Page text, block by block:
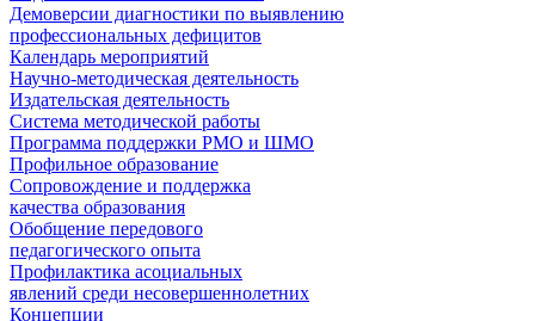
Демоверсии диагностики по выявлению
профессиональных дефицитов
Календарь мероприятий
Научно-методическая деятельность
Издательская деятельность
Система методической работы
Программа поддержки РМО и ШМО
Профильное образование
Сопровождение и поддержка
качества образования
Обобщение передового
педагогического опыта
Профилактика асоциальных
явлений среди несовершеннолетних
Концепции